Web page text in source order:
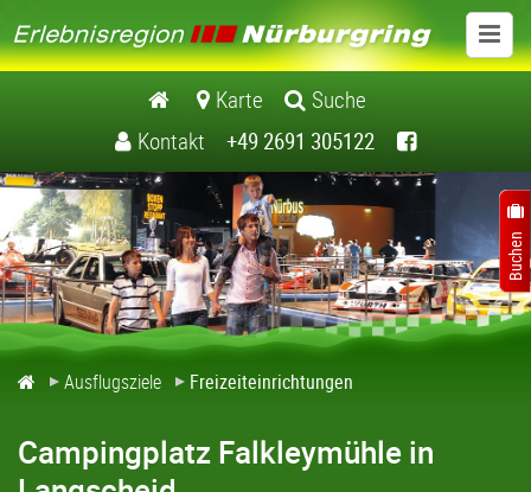
Ausflugsziele
Schlösser / Burgen
Museen
Kirchen / Klöster
Natur / Landschaft
Freizeiteinrichtungen
Freizeitführer Erlebnisregion Nuerburgring
Karte
Suche
Kontakt
+49 2691 305122
Ausflugsziele Freizeiteinrichtungen
Campingplatz Falkleymühle in